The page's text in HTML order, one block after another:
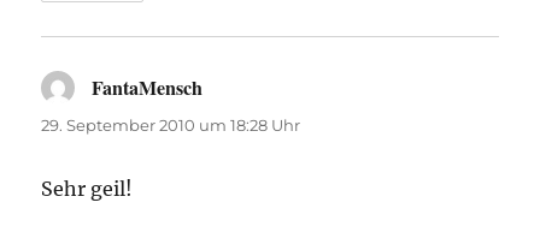
FantaMensch
29. September 2010 um 18:28 Uhr
Sehr geil!